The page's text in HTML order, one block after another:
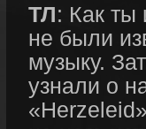
ТЛ: Как
не были
музыку.
узнали о